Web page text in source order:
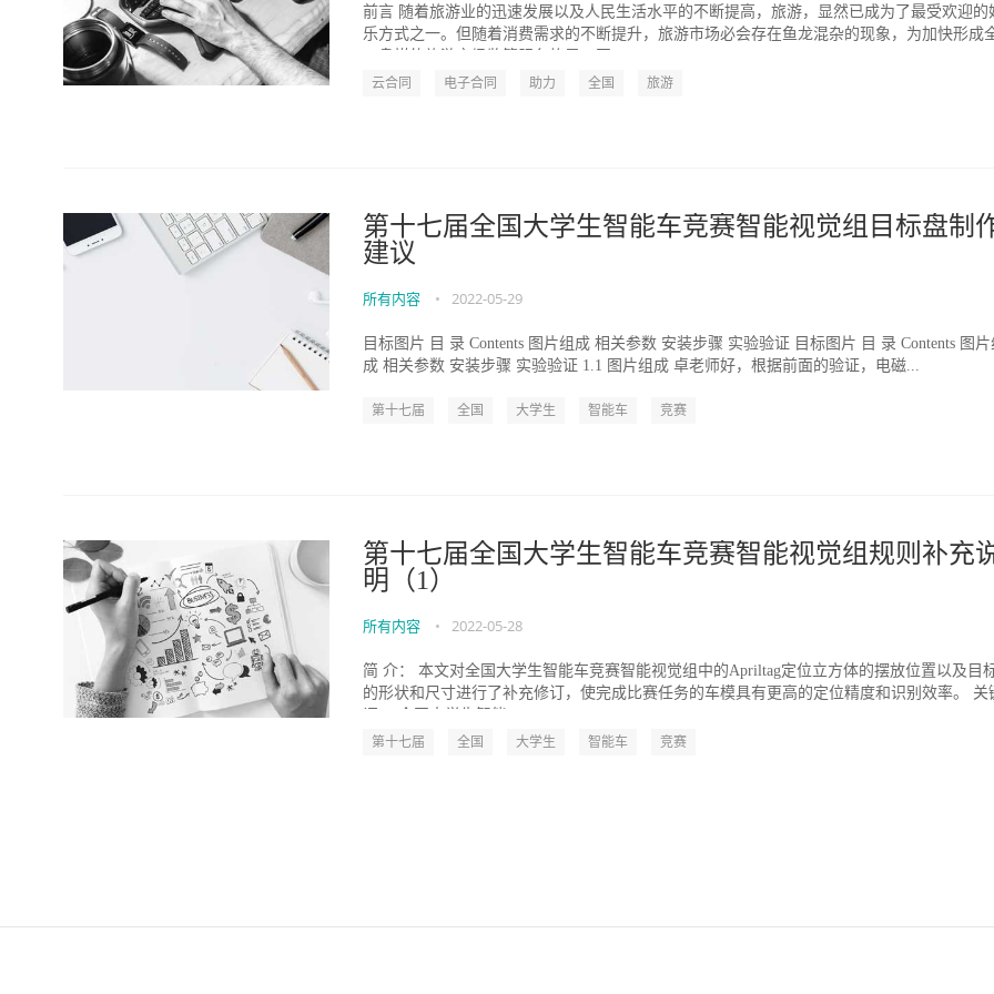
前言 随着旅游业的迅速发展以及人民生活水平的不断提高，旅游，显然已成为了最受欢迎的
乐方式之一。但随着消费需求的不断提升，旅游市场必会存在鱼龙混杂的现象，为加快形成
云合同 电子合同 助力 全国 旅游
第十七届全国大学生智能车竞赛智能视觉组目标盘制
建议
所有内容 • 2022-05-29
目标图片 目 录 Contents 图片组成 相关参数 安装步骤 实验验证 目标图片 目 录 Contents 图片
成 相关参数 安装步骤 实验验证 1.1 图片组成 卓老师好，根据前面的验证，电磁...
第十七届 全国 大学生 智能车 竞赛
第十七届全国大学生智能车竞赛智能视觉组规则补充
明（1）
所有内容 • 2022-05-28
简 介： 本文对全国大学生智能车竞赛智能视觉组中的Apriltag定位立方体的摆放位置以及目
的形状和尺寸进行了补充修订，使完成比赛任务的车模具有更高的定位精度和识别效率。 关
第十七届 全国 大学生 智能车 竞赛